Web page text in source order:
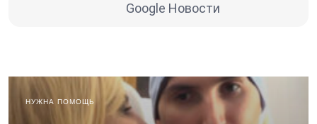
Google Новости
НУЖНА ПОМОЩЬ